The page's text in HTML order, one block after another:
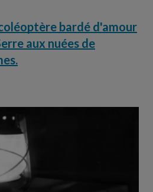
bardé d'amour
aux nuées de